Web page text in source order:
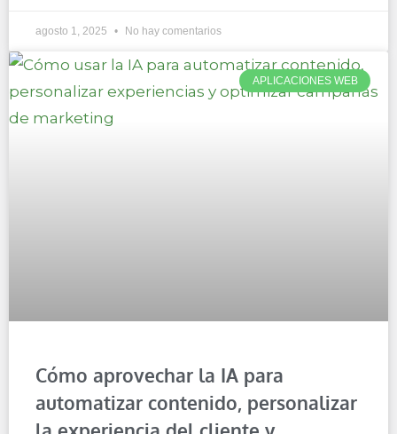
agosto 1, 2025 No hay comentarios
APLICACIONES WEB
Cómo aprovechar la IA para
automatizar contenido, personalizar